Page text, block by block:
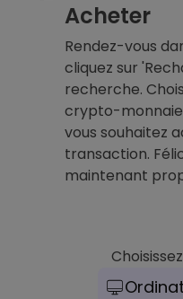
Acheter
Rendez-vous
cliquez sur
recherche.
crypto-
vous souhaitez
transaction.
maintenant